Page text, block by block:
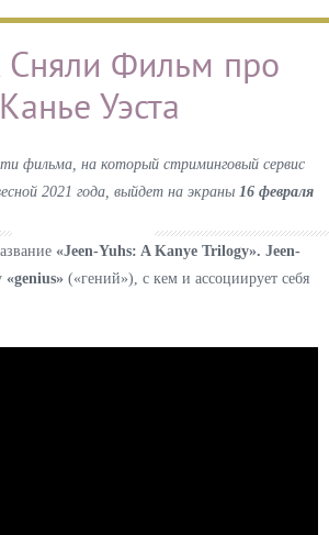
Фильм про
Канье Уэста
фильма, на который стриминговый сервис
2021 года, выйдет на экраны 16 февраля
«Jeen-Yuhs: A Kanye Trilogy». Jeen-
«genius» («гений»), с кем и ассоциирует себя